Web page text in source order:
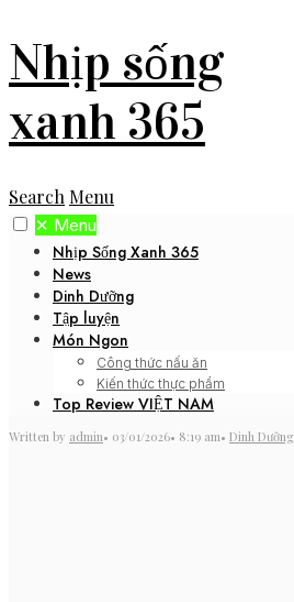
Nhịp sống
xanh 365
Search Menu
✕ Menu
Nhịp Sống Xanh 365
News
Dinh Dưỡng
Tập luyện
Món Ngon
Công thức nấu ăn
Kiến thức thực phẩm
Top Review VIỆT NAM
Written by admin• 03/01/2026• 8:19 am• Dinh Dưỡng